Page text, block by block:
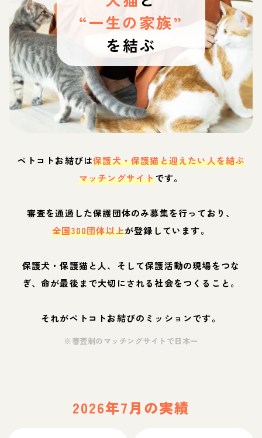
“一生の家族”
を結ぶ
ペトコトお結びは保護犬・保護猫と迎えたい人を結ぶ
マッチングサイトです。
審査を通過した保護団体のみ募集を行っており、
全国300団体以上が登録しています。
保護犬・保護猫と人、そして保護活動の現場をつな
ぎ、命が最後まで大切にされる社会をつくること。
それがペトコトお結びのミッションです。
※審査制のマッチングサイトで日本一
2026年7月の実績